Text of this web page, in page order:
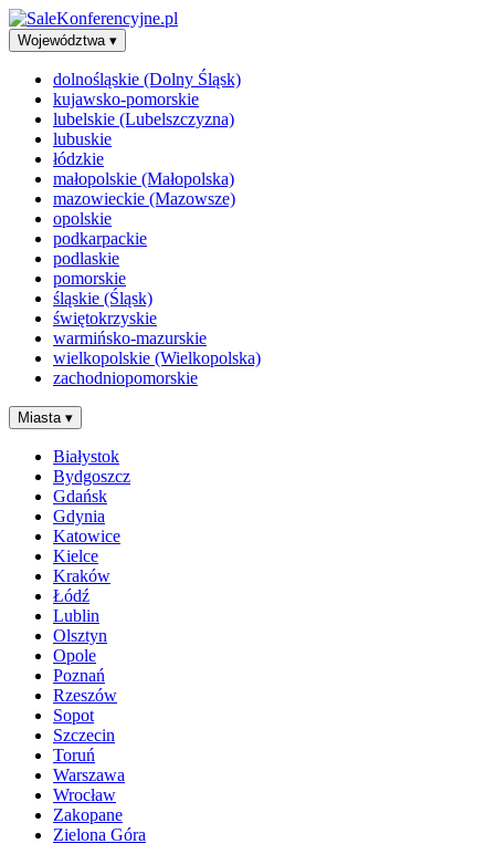
Województwa ▾
dolnośląskie (Dolny Śląsk)
kujawsko-pomorskie
lubelskie (Lubelszczyzna)
lubuskie
łódzkie
małopolskie (Małopolska)
mazowieckie (Mazowsze)
opolskie
podkarpackie
podlaskie
pomorskie
śląskie (Śląsk)
świętokrzyskie
warmińsko-mazurskie
wielkopolskie (Wielkopolska)
zachodniopomorskie
Miasta ▾
Białystok
Bydgoszcz
Gdańsk
Gdynia
Katowice
Kielce
Kraków
Łódź
Lublin
Olsztyn
Opole
Poznań
Rzeszów
Sopot
Szczecin
Toruń
Warszawa
Wrocław
Zakopane
Zielona Góra